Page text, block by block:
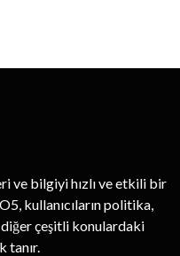
ve bilgiyi hızlı ve etkili bir
kullanıcıların politika,
çeşitli konulardaki
tanır.